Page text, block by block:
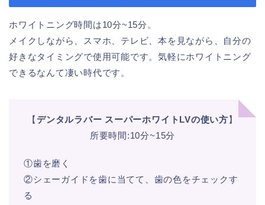
ホワイトニング時間は10分~15分。
メイクしながら、スマホ、テレビ、本を見ながら、自分の
好きなタイミングで使用可能です。気軽にホワイトニング
できるなんて凄い時代です。
【デンタルラバー スーパーホワイトLVの使い方】
所要時間:10分~15分
①歯を磨く
②シェーガイドを歯に当てて、歯の色をチェックす
る